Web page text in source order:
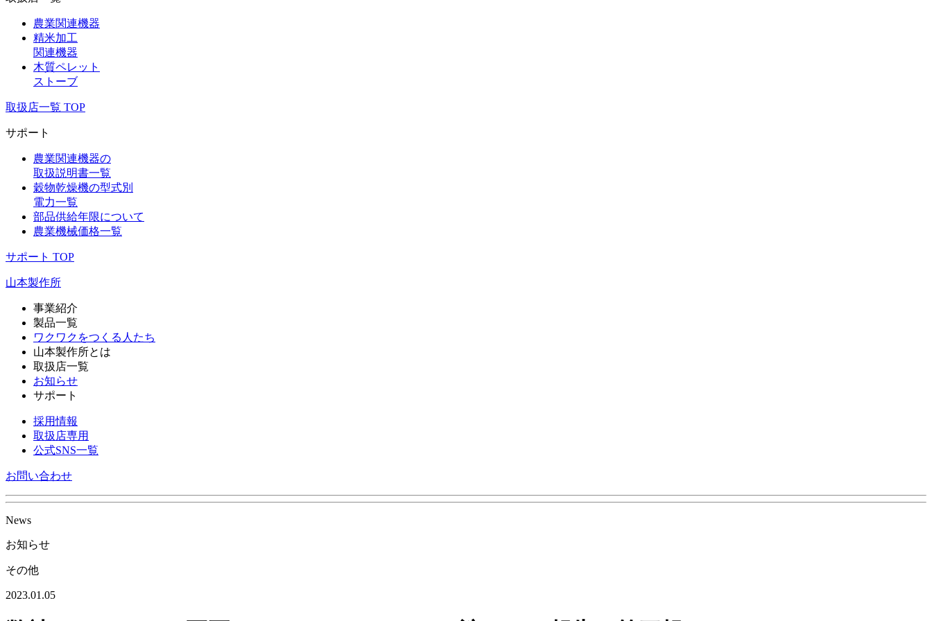
農業関連機器
精米加工
関連機器
木質ペレット
ストーブ
取扱店一覧 TOP
サポート
農業関連機器の
取扱説明書一覧
穀物乾燥機の型式別
電力一覧
部品供給年限について
農業機械価格一覧
サポート TOP
山本製作所
事業紹介
製品一覧
ワクワクをつくる人たち
山本製作所とは
取扱店一覧
お知らせ
サポート
採用情報
取扱店専用
公式SNS一覧
お問い合わせ
News
お知らせ
その他
2023.01.05